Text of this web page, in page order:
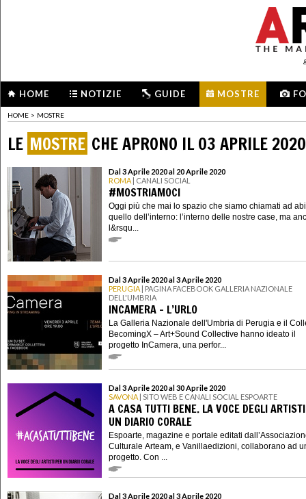
HOME NOTIZIE GUIDE MOSTRE
HOME > MOSTRE
LE MOSTRE CHE APRONO IL 03 APRILE 2020
Dal 3 Aprile 2020 al 20 Aprile 2020
ROMA | CANALI SOCIAL
#MOSTRIAMOCI
Oggi più che mai lo spazio che siamo chiamati ad
quello dell’interno: l’interno delle nostre case, ma
l&rsqu...
Dal 3 Aprile 2020 al 3 Aprile 2020
PERUGIA | PAGINA FACEBOOK GALLERIA NAZIONALE
DELL'UMBRIA
INCAMERA - L’URLO
La Galleria Nazionale dell'Umbria di Perugia e il
BecomingX – Art+Sound Collective hanno ideato il
progetto InCamera, una perfor...
Dal 3 Aprile 2020 al 30 Aprile 2020
SAVONA | SITO WEB E CANALI SOCIAL ESPOARTE
A CASA TUTTI BENE. LA VOCE DEGLI
UN DIARIO CORALE
Espoarte, magazine e portale editati
Culturale Arteam, e Vanillaedizioni, collaborano ad
progetto. Con ...
Dal 3 Aprile 2020 al 3 Aprile 2020